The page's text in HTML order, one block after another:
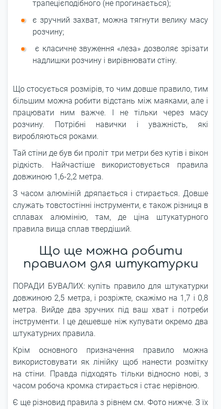
трапецієподібного (не прогинається);
є зручний захват, можна тягнути велику масу
розчину;
є класичне звуження «леза» дозволяє зрізати
надлишки розчину і вирівнювати стіну.
Що стосується розмірів, то чим довше правило, тим
більшим можна робити відстань між маяками, але і
працювати ним важче. І не тільки через масу
розчину. Потрібні навички і уважність, які
виробляються роками.
Тай стіни де був би проліт три метри без кутів і вікон
рідкість. Найчастіше використовується правила
довжиною 1,6-2,2 метра.
З часом алюміній дряпається і стирається. Довше
служать товстостінні інструменти, є також різниця в
сплавах алюмінію, там, де ціна штукатурного
правила вища сплав твердіший.
Що ще можна робити
правилом для штукатурки
ПОРАДИ БУВАЛИХ: купіть правило для штукатурки
довжиною 2,5 метра, і розріжте, скажімо на 1,7 і 0,8
метра. Вийде два зручних під ваш хват і потреби
інструменти. І це дешевше ніж купувати окремо два
штукатурних правила.
Крім основного призначення правило можна
використовувати як лінійку щоб нанести розмітку
на стіни. Правда підходять тільки відносно нові, з
часом робоча кромка стирається і стає нерівною.
Є ще різновид правила з рівнем см. Фото нижче. З їх